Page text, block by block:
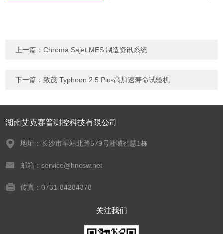
上一篇：Chroma Sajet MES 制造资讯系统
下一篇：致茂 Typhoon 2.5 Plus高加速寿命试验机
湖南艾克赛普测控科技有限公司
地址：长沙市车站北路579号湘域智慧1栋
邮箱：service@hncsw.net
传真：0731-84284378
关注我们